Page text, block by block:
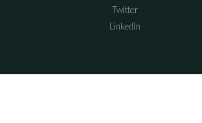
Twitter
LinkedIn